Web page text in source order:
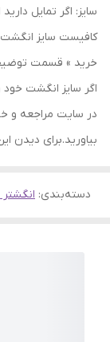
سایز: اگر تمایل
کافیست سایز
خرید » قسمت
اگر سایز انگشت خود
در سایت مراجعه و
بیاورید.برای دیدن
دسته‌بندی: انگشتر